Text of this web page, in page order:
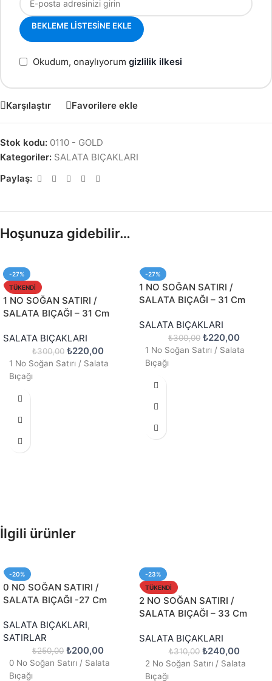
BEKLEME LISTESINE EKLE
Okudum, onaylıyorum gizlilik ilkesi
Karşılaştır Favorilere ekle
Stok kodu: 0110 - GOLD
Kategoriler: SALATA BIÇAKLARI
Paylaş:
Hoşunuza gidebilir…
-27%
TÜKENDI
1 NO SOĞAN SATIRI /
SALATA BIÇAĞI – 31 Cm
SALATA BIÇAKLARI
₺300,00 ₺220,00
1 No Soğan Satırı / Salata
Bıçağı
-27%
1 NO SOĞAN SATIRI /
SALATA BIÇAĞI – 31 Cm
SALATA BIÇAKLARI
₺300,00 ₺220,00
1 No Soğan Satırı / Salata
Bıçağı
İlgili ürünler
-20%
0 NO SOĞAN SATIRI /
SALATA BIÇAĞI -27 Cm
SALATA BIÇAKLARI,
SATIRLAR
₺250,00 ₺200,00
0 No Soğan Satırı / Salata
Bıçağı
-23%
TÜKENDI
2 NO SOĞAN SATIRI /
SALATA BIÇAĞI – 33 Cm
SALATA BIÇAKLARI
₺310,00 ₺240,00
2 No Soğan Satırı / Salata
Bıçağı